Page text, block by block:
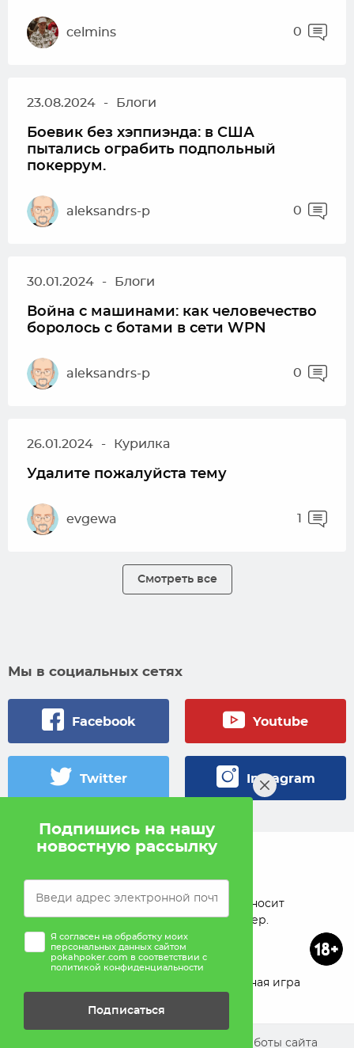
celmins 0
23.08.2024 - Блоги
Боевик без хэппиэнда: в США
пытались ограбить подпольный
покеррум.
aleksandrs-p 0
30.01.2024 - Блоги
Война с машинами: как человечество
боролось с ботами в сети WPN
aleksandrs-p 0
26.01.2024 - Курилка
Удалите пожалуйста тему
evgewa 1
Смотреть все
Мы в социальных сетях
Facebook Youtube
Twitter Instagram
Pokah не проводит игры на деньги. Сайт носит
исключительно информационный характер.
Ответственная игра
Мы используем cookies для улучшения работы сайта
Подпишись на нашу
новостную рассылку
Я согласен на обработку моих
персональных данных сайтом
pokahpoker.com в соответствии с
политикой конфиденциальности
Подписаться